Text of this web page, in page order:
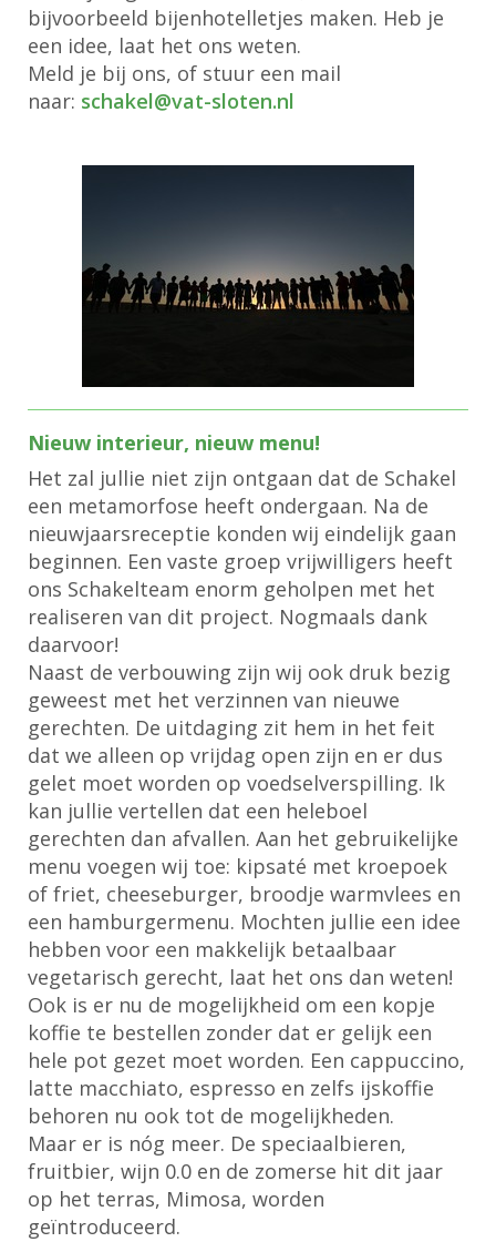
bijvoorbeeld bijenhotelletjes maken. Heb je
een idee, laat het ons weten.
Meld je bij ons, of stuur een mail
naar: lekahcs@vat-sloten.nl
Nieuw interieur, nieuw menu!
Het zal jullie niet zijn ontgaan dat de Schakel
een metamorfose heeft ondergaan. Na de
nieuwjaarsreceptie konden wij eindelijk gaan
beginnen. Een vaste groep vrijwilligers heeft
ons Schakelteam enorm geholpen met het
realiseren van dit project. Nogmaals dank
daarvoor!
Naast de verbouwing zijn wij ook druk bezig
geweest met het verzinnen van nieuwe
gerechten. De uitdaging zit hem in het feit
dat we alleen op vrijdag open zijn en er dus
gelet moet worden op voedselverspilling. Ik
kan jullie vertellen dat een heleboel
gerechten dan afvallen. Aan het gebruikelijke
menu voegen wij toe: kipsaté met kroepoek
of friet, cheeseburger, broodje warmvlees en
een hamburgermenu. Mochten jullie een idee
hebben voor een makkelijk betaalbaar
vegetarisch gerecht, laat het ons dan weten!
Ook is er nu de mogelijkheid om een kopje
koffie te bestellen zonder dat er gelijk een
hele pot gezet moet worden. Een cappuccino,
latte macchiato, espresso en zelfs ijskoffie
behoren nu ook tot de mogelijkheden.
Maar er is nóg meer. De speciaalbieren,
fruitbier, wijn 0.0 en de zomerse hit dit jaar
op het terras, Mimosa, worden
geïntroduceerd.